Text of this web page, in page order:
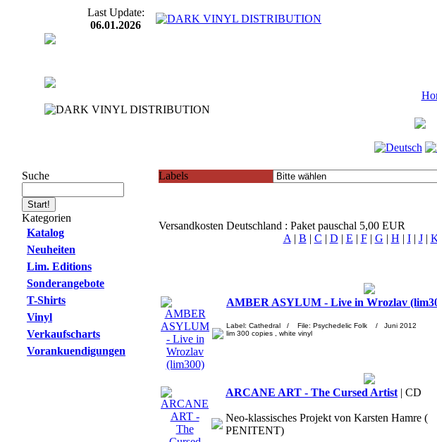
Last Update:
06.01.2026
Suche
Kategorien
Katalog
Neuheiten
Lim. Editions
Sonderangebote
T-Shirts
Vinyl
Verkaufscharts
Vorankuendigungen
Labels
Versandkosten Deutschland : Paket pauschal 5,00 EUR
A | B | C | D | E | F| G | H | I| J|
AMBER ASYLUM - Live in Wrozlav
Label: Cathedral / File: Psychedelic Folk / Juni 2012
lim 300 copies , white vinyl
ARCANE ART - The Cursed Artist | CD
Neo-klassisches Projekt von Karsten Hamre (
PENITENT)